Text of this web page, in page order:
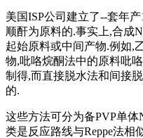
美国ISP公司建立了--套年
顺酐为原料的.事实上,合成
起始原料或中间产物.例如,
物,吡咯烷酮法中的原料吡
制得,而直接脱水法和间接
的.
这些方法可分为备PVP单
类是反应路线与Reppe法相